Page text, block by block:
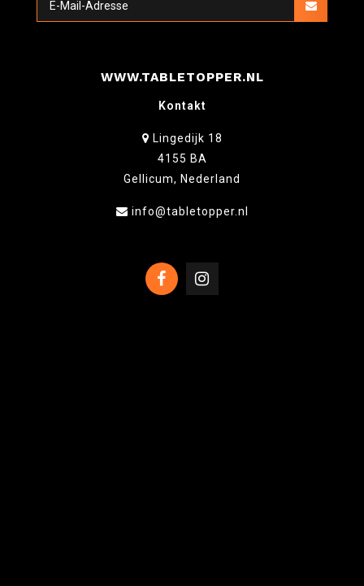
WWW.TABLETOPPER.NL
Kontakt
Lingedijk 18
4155 BA
Gellicum, Nederland
info@tabletopper.nl